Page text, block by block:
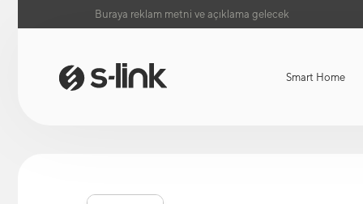
Buraya reklam metni ve açıklama gelecek
Smart Home